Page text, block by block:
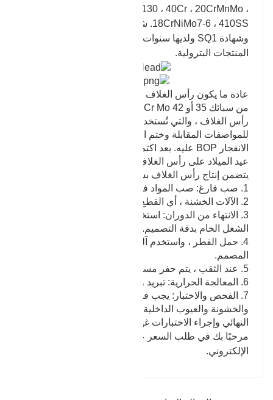
42CrMo ، 4140 ، 4130 ، 40Cr ، 20CrMnMo ،
وشهادة SQ1 ولديها سنوات عديدة من الخبرة في معالجة
المنتجات البترولية.
عادة ما يكون رأس الغلاف مصنوعًا من الفولاذ الهيكلي
رأس الغلاف ، والتي تُستخدم لتعليق سلسلة الغلاف
للمواصفات المقابلة وختم الحلقة. يتم تثبيت مكدس مانع
الانفجار BOP عليه. بعد اكتمال البئر ، يتم تثبيت شجرة
عيد الميلاد على رأس الغلاف.
يتضمن إنتاج رأس الغلاف بشكل عام تدفق العملية التالي:
1. صب فارغ: صب المواد في قطع العمل.
2. الآلات الخشنة ، أي القطع الأولي لقطع الفراغات.
3. الانتهاء من الدوران: استخدم المخرطة لمعالجة قطع
الشغل الخام بدقة التصميم.
4. حمل القطر ، واستخدم آلة الحفر لتحمل القطر الداخلي
المصمم.
5. عند الثقب ، يتم حفر مسامير التوصيل الخارجية للحفر.
6. المعالجة الحرارية: تبريد وتلطيف الشغل.
7. الفحص والاختبار: يجب فحص الأبعاد الهندسية والصلابة
والخشونة والعيوب الداخلية والخارجية لرأس الغلاف
النهائي وإجراء الاختبارات غير التدميرية.
مرحبًا بك في طلب السعر عبر الإنترنت أو عبر البريد
الإلكتروني.